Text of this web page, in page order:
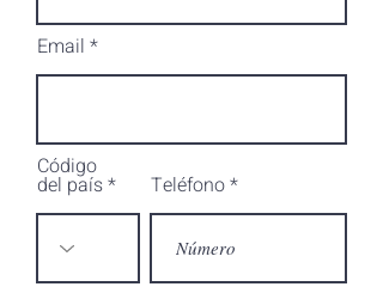
Email
Código
del país Teléfono